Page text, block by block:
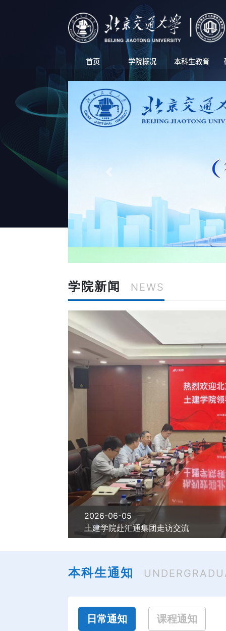
首页 学院概况 本科生教育
学院新闻 NEWS
2026-05-09
土建学院党委理论学习中心组赴京华
场学习
本科生通知
日常通知 课程通知